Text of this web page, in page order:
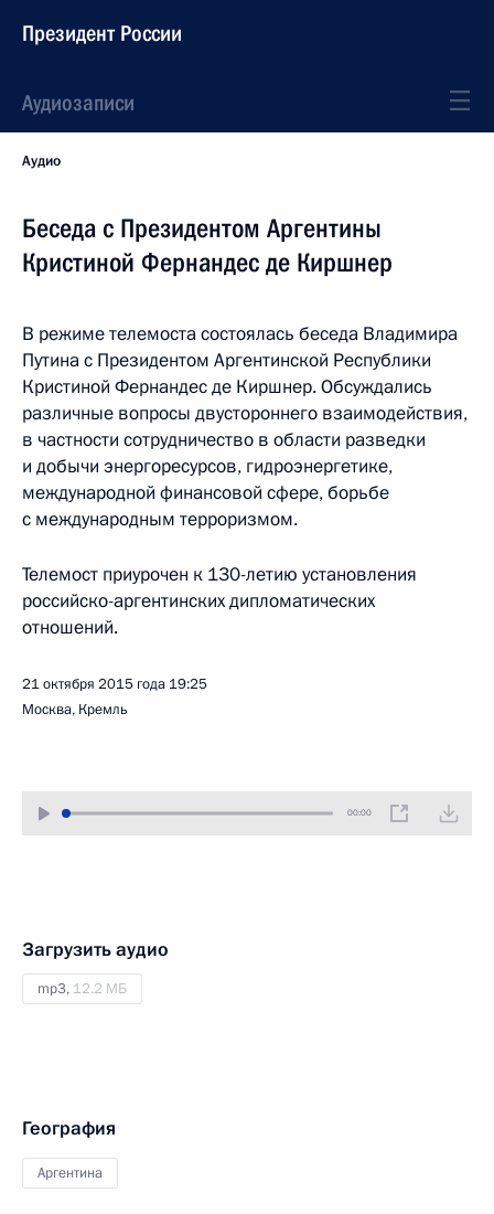
Президент России
Аудиозаписи
Аудио
Беседа с Президентом Аргентины
Кристиной Фернандес де Киршнер
В режиме телемоста состоялась беседа Владимира
Путина с Президентом Аргентинской Республики
Кристиной Фернандес де Киршнер. Обсуждались
различные вопросы двустороннего взаимодействия,
в частности сотрудничество в области разведки
и добычи энергоресурсов, гидроэнергетике,
международной финансовой сфере, борьбе
с международным терроризмом.
Телемост приурочен к 130-летию установления
российско-аргентинских дипломатических
отношений.
21 октября 2015 года 19:25
Москва, Кремль
00:00
Загрузить аудио
mp3, 12.2 МБ
География
Аргентина